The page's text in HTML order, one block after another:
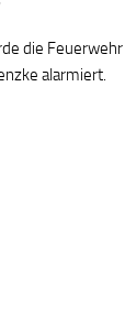
die
alarmiert.